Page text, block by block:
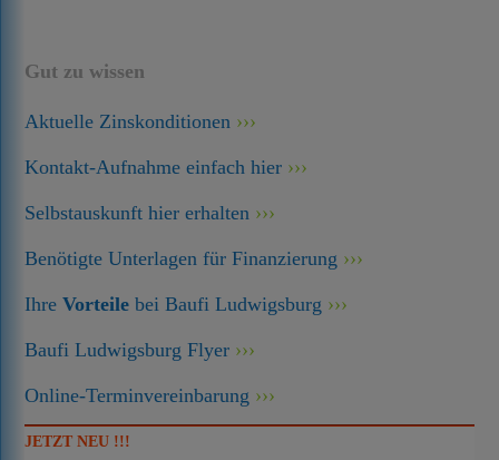
Gut zu wissen
Aktuelle Zinskonditionen
Kontakt-Aufnahme einfach hier
Selbstauskunft hier erhalten
Benötigte Unterlagen für Finanzierung
IhreVorteile bei Baufi Ludwigsburg
Baufi Ludwigsburg Flyer
Online-Terminvereinbarung
JETZT NEU !!!